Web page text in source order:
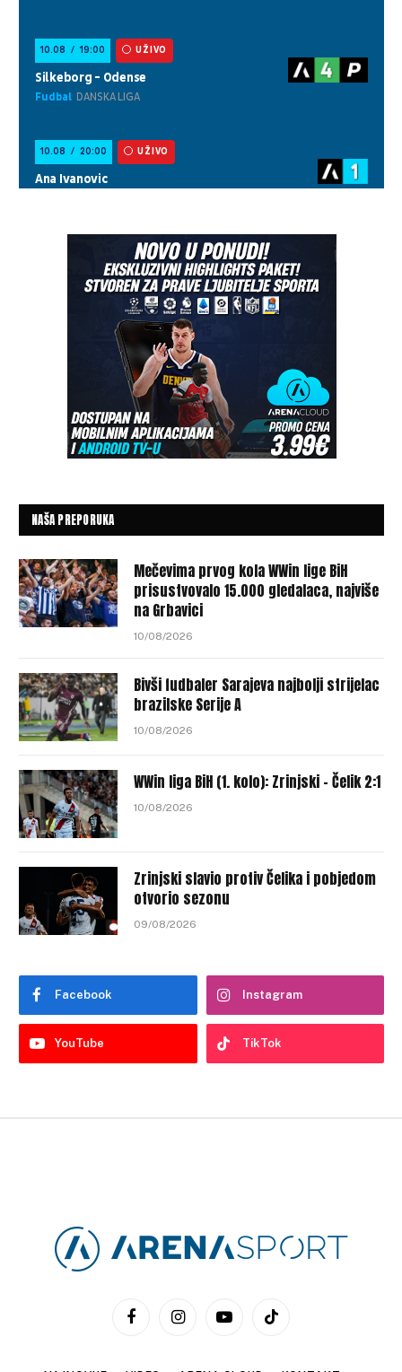
NAŠA PREPORUKA
Mečevima prvog kola WWin lige BiH
prisustvovalo 15.000 gledalaca, najviše
na Grbavici
10/08/2026
Bivši fudbaler Sarajeva najbolji strijelac
brazilske Serije A
10/08/2026
WWin liga BiH (1. kolo): Zrinjski – Čelik 2:1
10/08/2026
Zrinjski slavio protiv Čelika i pobjedom
otvorio sezonu
09/08/2026
Facebook Instagram
YouTube TikTok
FacebookInstagramYouTubeTikTok